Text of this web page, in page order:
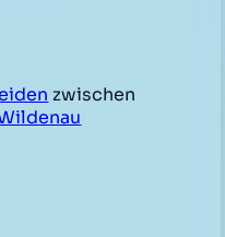
zwischen